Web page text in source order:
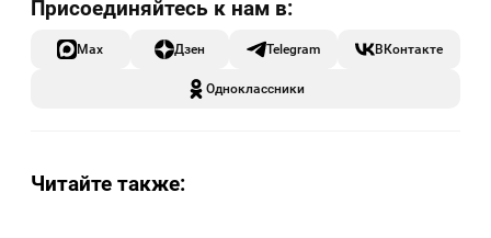
Max Дзен Telegram ВКонтакте
Одноклассники
Читайте также: